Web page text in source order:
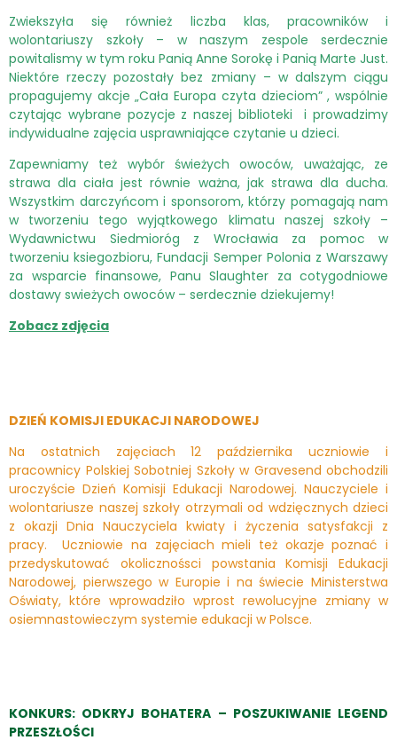
Zwiekszyła się również liczba klas, pracowników i
wolontariuszy szkoły – w naszym zespole serdecznie
powitalismy w tym roku Panią Anne Sorokę i Panią Marte Just.
Niektóre rzeczy pozostały bez zmiany – w dalszym ciągu
propagujemy akcje „Cała Europa czyta dzieciom” , wspólnie
czytając wybrane pozycje z naszej biblioteki i prowadzimy
indywidualne zajęcia usprawniające czytanie u dzieci.
Zapewniamy też wybór świeżych owoców, uważając, ze
strawa dla ciała jest równie ważna, jak strawa dla ducha.
Wszystkim darczyńcom i sponsorom, którzy pomagają nam
w tworzeniu tego wyjątkowego klimatu naszej szkoły –
Wydawnictwu Siedmioróg z Wrocławia za pomoc w
tworzeniu ksiegozbioru, Fundacji Semper Polonia z Warszawy
za wsparcie finansowe, Panu Slaughter za cotygodniowe
dostawy swieżych owoców – serdecznie dziekujemy!
Zobacz zdjęcia
DZIEŃ KOMISJI EDUKACJI NARODOWEJ
Na ostatnich zajęciach 12 października uczniowie i
pracownicy Polskiej Sobotniej Szkoły w Gravesend obchodzili
uroczyście Dzień Komisji Edukacji Narodowej. Nauczyciele i
wolontariusze naszej szkoły otrzymali od wdzięcznych dzieci
z okazji Dnia Nauczyciela kwiaty i życzenia satysfakcji z
pracy. Uczniowie na zajęciach mieli też okazje poznać i
przedyskutować okolicznośsci powstania Komisji Edukacji
Narodowej, pierwszego w Europie i na świecie Ministerstwa
Oświaty, które wprowadziło wprost rewolucyjne zmiany w
osiemnastowieczym systemie edukacji w Polsce.
KONKURS: ODKRYJ BOHATERA – POSZUKIWANIE LEGEND
PRZESZŁOŚCI